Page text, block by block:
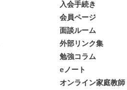
入会手続き
会員ページ
面談ルーム
外部リンク集
勉強コラム
eノート
オンライン家庭教師